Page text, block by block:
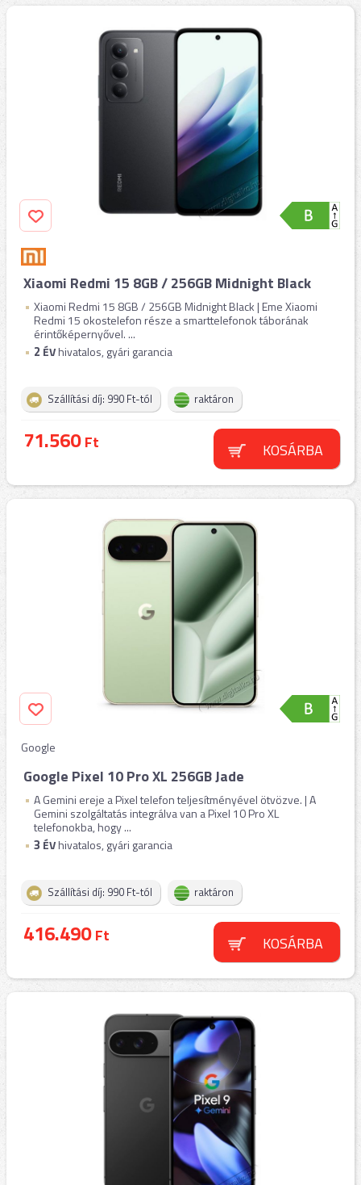
Xiaomi Redmi 15 8GB / 256GB Midnight Black
Xiaomi Redmi 15 8GB / 256GB Midnight Black | Eme Xiaomi
Redmi 15 okostelefon része a smarttelefonok táborának
érintőképernyővel. ...
2 ÉVhivatalos, gyári garancia
Szállítási díj: 990 Ft-tól raktáron
71.560Ft KOSÁRBA
Google
Google Pixel 10 Pro XL 256GB Jade
A Gemini ereje a Pixel telefon teljesítményével ötvözve. | A
Gemini szolgáltatás integrálva van a Pixel 10 Pro XL
telefonokba, hogy ...
3 ÉVhivatalos, gyári garancia
Szállítási díj: 990 Ft-tól raktáron
416.490Ft KOSÁRBA